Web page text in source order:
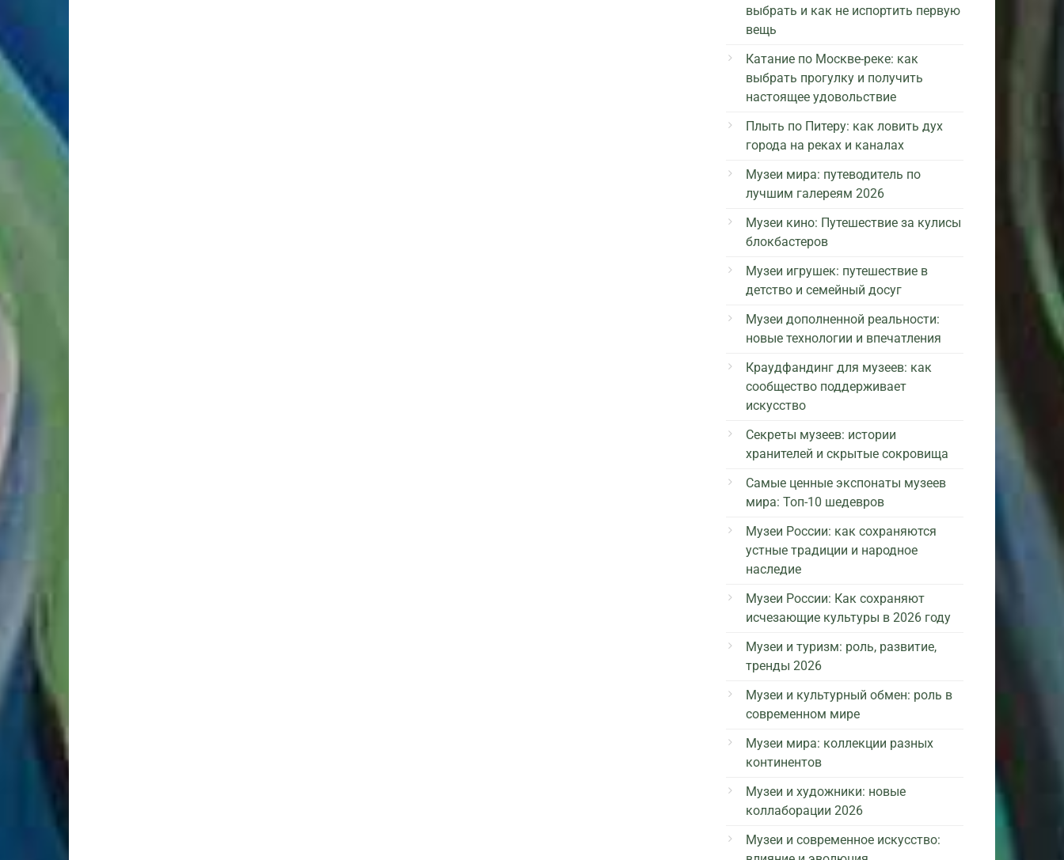
выбрать и как не испортить первую
вещь
Катание по Москве-реке: как
выбрать прогулку и получить
настоящее удовольствие
Плыть по Питеру: как ловить дух
города на реках и каналах
Музеи мира: путеводитель по
лучшим галереям 2026
Музеи кино: Путешествие за кулисы
блокбастеров
Музеи игрушек: путешествие в
детство и семейный досуг
Музеи дополненной реальности:
новые технологии и впечатления
Краудфандинг для музеев: как
сообщество поддерживает
искусство
Секреты музеев: истории
хранителей и скрытые сокровища
Самые ценные экспонаты музеев
мира: Топ-10 шедевров
Музеи России: как сохраняются
устные традиции и народное
наследие
Музеи России: Как сохраняют
исчезающие культуры в 2026 году
Музеи и туризм: роль, развитие,
тренды 2026
Музеи и культурный обмен: роль в
современном мире
Музеи мира: коллекции разных
континентов
Музеи и художники: новые
коллаборации 2026
Музеи и современное искусство: